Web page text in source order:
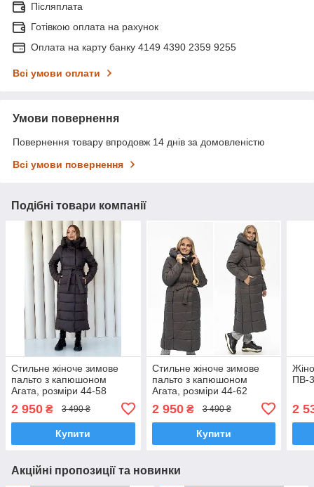
Післяплата
Готівкою оплата на рахунок
Оплата на карту банку 4149 4390 2359 9255
Всі умови оплати
Умови повернення
Повернення товару впродовж 14 днів за домовленістю
Всі умови повернення
Подібні товари компанії
Стильне жіноче зимове
пальто з капюшоном
Агата, розміри 44-58
2 950 ₴ 3 490 ₴
Купити
Стильне жіноче зимове
пальто з капюшоном
Агата, розміри 44-62
2 950₴ 3 490 ₴
Купити
ПВ-
2
Акційні пропозиції та новинки